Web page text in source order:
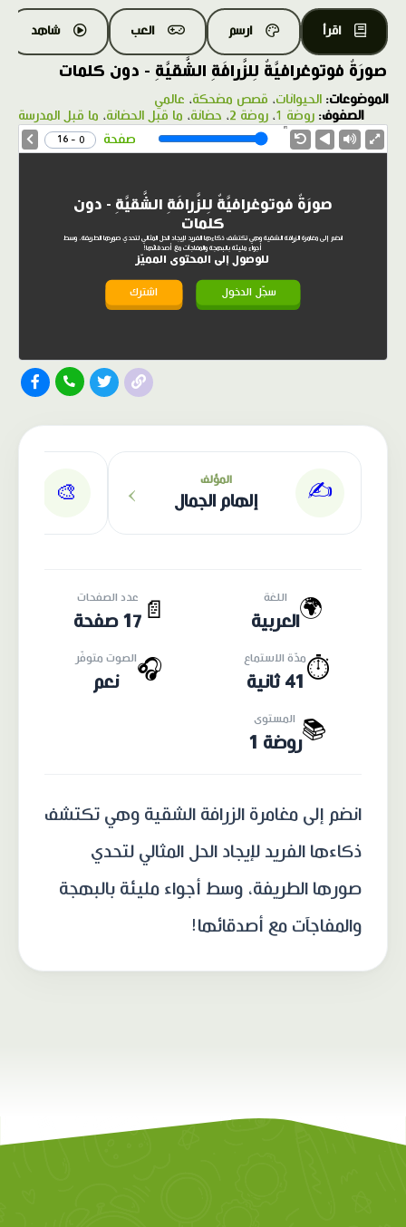
اقرأ ارسم العب شاهد
صورَةٌ فوتوغرافيَّةٌ لِلزَّرافَةِ الشَّقيَّةِ - دون كلمات
الموضوعات: الحيوانات، قصص مضحكة، عالمي
الصفوف: روضة 1 ، روضة 2 ، حضانة، ما قبل الحضانة، ما قبل المدرسة
صفحة 0 - 16
صورَةٌ فوتوغرافيَّةٌ لِلزَّرافَةِ الشَّقيَّةِ - دون
كلمات
انضم إلى مغامرة الزرافة الشقية وهي تكتشف ذكاءها الفريد لإيجاد الحل المثالي لتحدي صورها الطريفة، وسط
أجواء مليئة بالبهجة والمفاجآت مع أصدقائها!
للوصول إلى المحتوى المميّز
سجّل الدخول اشترك
✍️ المؤلف
إلهام الجمال ›
🎨
🌍 اللغة
العربية 📄
عدد الصفحات
17 صفحة
⏱️مدّة الاستماع
41 ثانية
🎧الصوت متوفّر
نعم
📚 المستوى
روضة 1
انضم إلى مغامرة الزرافة الشقية وهي تكتشف
ذكاءها الفريد لإيجاد الحل المثالي لتحدي
صورها الطريفة، وسط أجواء مليئة بالبهجة
والمفاجآت مع أصدقائها!